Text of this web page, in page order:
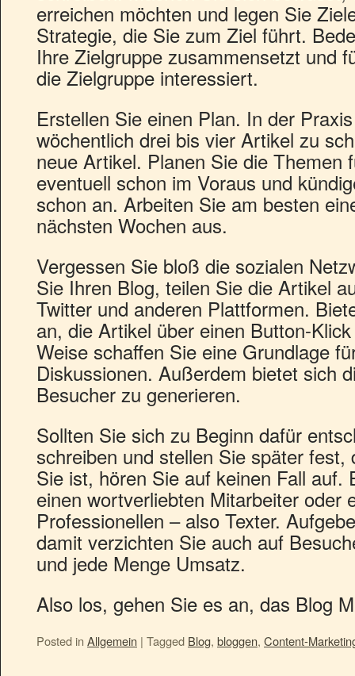
erreichen möchten und legen Sie
Strategie, die Sie zum Ziel führt.
Ihre Zielgruppe zusammensetzt und
die Zielgruppe interessiert.
Erstellen Sie einen Plan. In der
wöchentlich drei bis vier Artikel zu
neue Artikel. Planen Sie die Themen
eventuell schon im Voraus und
schon an. Arbeiten Sie am besten
nächsten Wochen aus.
Vergessen Sie bloß die sozialen
Sie Ihren Blog, teilen Sie die Artikel
Twitter und anderen Plattformen.
an, die Artikel über einen Button-
Weise schaffen Sie eine Grundlage
Diskussionen. Außerdem bietet sich
Besucher zu generieren.
Sollten Sie sich zu Beginn dafür
schreiben und stellen Sie später
Sie ist, hören Sie auf keinen Fall auf.
einen wortverliebten Mitarbeiter oder
Professionellen – also Texter.
damit verzichten Sie auch auf
und jede Menge Umsatz.
Also los, gehen Sie es an, das Blog
Posted in Allgemein | Tagged Blog, bloggen, Content-